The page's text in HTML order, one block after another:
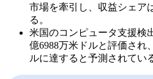
市場を牽引し、収益シェア
る。
米国のコンピュータ支援検
億6988万米ドルと評価され
ルに達すると予測されてい